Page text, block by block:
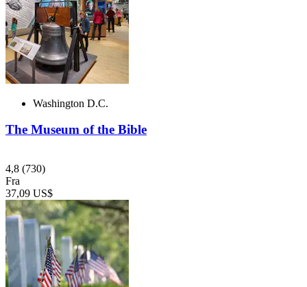
Washington D.C.
The Museum of the Bible
4,8 (730)
Fra
37,09 US$